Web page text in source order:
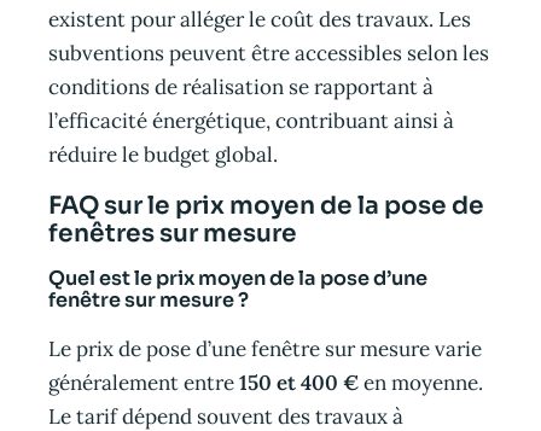
existent pour alléger le coût des travaux. Les
subventions peuvent être accessibles selon les
conditions de réalisation se rapportant à
l’efficacité énergétique, contribuant ainsi à
réduire le budget global.
FAQ sur le prix moyen de la pose de
fenêtres sur mesure
Quel est le prix moyen de la pose d’une
fenêtre sur mesure ?
Le prix de pose d’une fenêtre sur mesure varie
généralement entre150 et 400 €en moyenne.
Le tarif dépend souvent des travaux à